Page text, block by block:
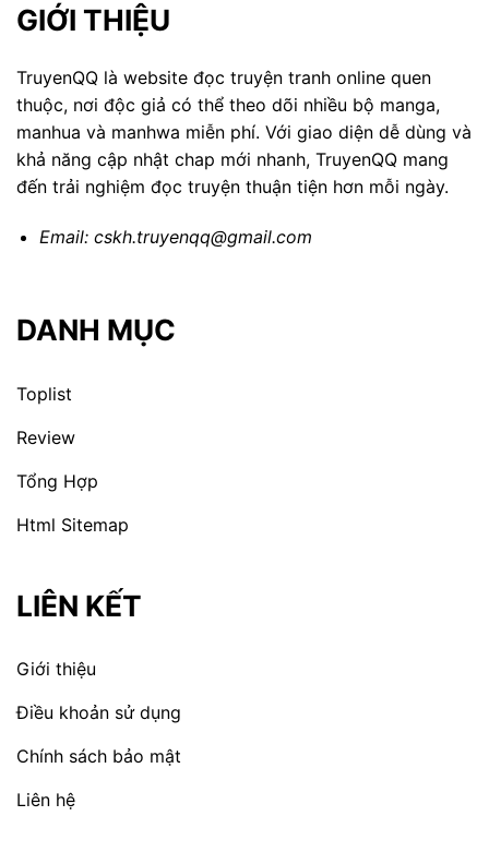
GIỚI THIỆU
TruyenQQ là website đọc truyện tranh online quen
thuộc, nơi độc giả có thể theo dõi nhiều bộ manga,
manhua và manhwa miễn phí. Với giao diện dễ dùng và
khả năng cập nhật chap mới nhanh, TruyenQQ mang
đến trải nghiệm đọc truyện thuận tiện hơn mỗi ngày.
Email: cskh.truyenqq@gmail.com
DANH MỤC
Toplist
Review
Tổng Hợp
Html Sitemap
LIÊN KẾT
Giới thiệu
Điều khoản sử dụng
Chính sách bảo mật
Liên hệ